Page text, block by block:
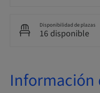
Disponibilidad de plazas
16 disponible